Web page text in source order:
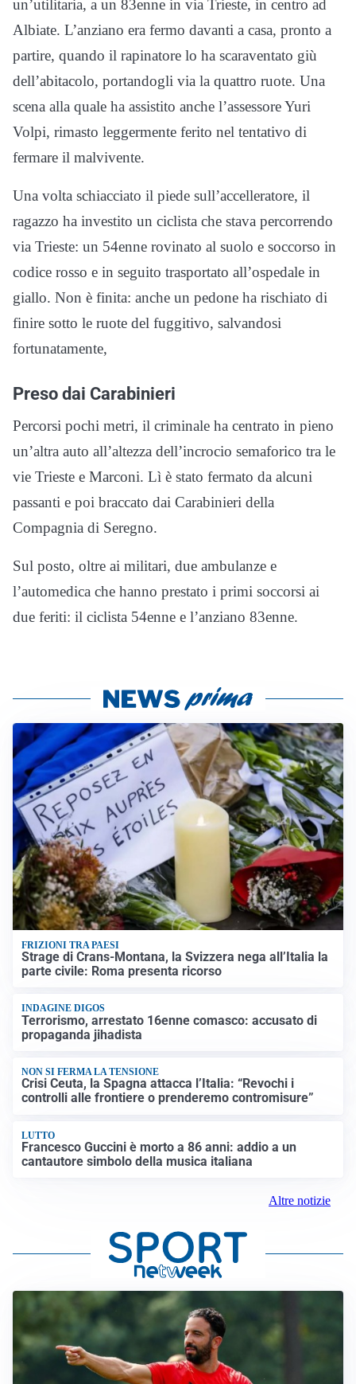
un’utilitaria, a un 83enne in via Trieste, in centro ad
Albiate. L’anziano era fermo davanti a casa, pronto a
partire, quando il rapinatore lo ha scaraventato giù
dell’abitacolo, portandogli via la quattro ruote. Una
scena alla quale ha assistito anche l’assessore Yuri
Volpi, rimasto leggermente ferito nel tentativo di
fermare il malvivente.
Una volta schiacciato il piede sull’accelleratore, il
ragazzo ha investito un ciclista che stava percorrendo
via Trieste: un 54enne rovinato al suolo e soccorso in
codice rosso e in seguito trasportato all’ospedale in
giallo. Non è finita: anche un pedone ha rischiato di
finire sotto le ruote del fuggitivo, salvandosi
fortunatamente,
Preso dai Carabinieri
Percorsi pochi metri, il criminale ha centrato in pieno
un’altra auto all’altezza dell’incrocio semaforico tra le
vie Trieste e Marconi. Lì è stato fermato da alcuni
passanti e poi braccato dai Carabinieri della
Compagnia di Seregno.
Sul posto, oltre ai militari, due ambulanze e
l’automedica che hanno prestato i primi soccorsi ai
due feriti: il ciclista 54enne e l’anziano 83enne.
FRIZIONI TRA PAESI
Strage di Crans-Montana, la Svizzera nega all’Italia la
parte civile: Roma presenta ricorso
INDAGINE DIGOS
Terrorismo, arrestato 16enne comasco: accusato di
propaganda jihadista
NON SI FERMA LA TENSIONE
Crisi Ceuta, la Spagna attacca l’Italia: “Revochi i
controlli alle frontiere o prenderemo contromisure”
LUTTO
Francesco Guccini è morto a 86 anni: addio a un
cantautore simbolo della musica italiana
Altre notizie